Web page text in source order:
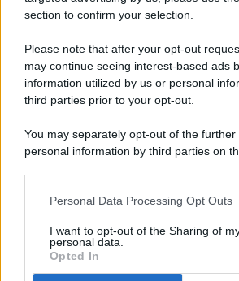
section to confirm your selection.
Please note that after your opt-out
may continue seeing interest-based ads
information utilized by us or personal
third parties prior to your opt-out.
You may separately opt-out of the
personal information by third parties on
This information may also be disclosed
disclose it to other third parties.
Personal Data Processing Opt Outs
I want to opt-out of the Sharing of
personal data.
Opted In
Registrata Al Tribunale Di Nocera
ISCRIZIONE AL ROC N. 35792 –
(ASSOCIAZIONE NAZIONALE
PREFERENZE PRIVACY